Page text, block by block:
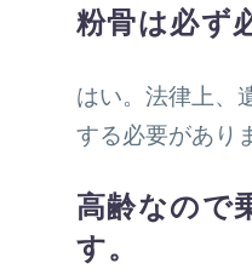
粉骨は必ず
はい。法律上、
する必要があり
高齢なので
す。